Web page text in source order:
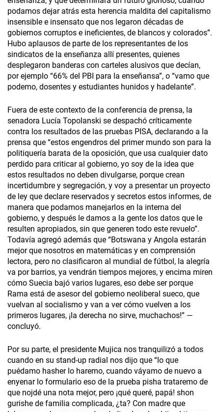
podamos dejar atrás esta herencia maldita del capitalismo
insensible e insensato que nos legaron décadas de
gobiernos corruptos e ineficientes, de blancos y colorados”.
Hubo aplausos de parte de los representantes de los
sindicatos de la enseñanza allí presentes, quienes
desplegaron banderas con carteles alusivos que decían,
por ejemplo “66% del PBI para la enseñansa”, o “vamo que
podemo, dosentes y estudiantes hunidos y hadelante”.
Fuera de este contexto de la conferencia de prensa, la
senadora Lucía Topolanski se despachó críticamente
contra los resultados de las pruebas PISA, declarando a la
prensa que “estos engendros del primer mundo son para la
politiquería barata de la oposición, que usa cualquier dato
perdido para criticar al gobierno, yo soy de la idea que
estos resultados no deben divulgarse, porque crean
incertidumbre y segregación, y voy a presentar un proyecto
de ley que declare reservados y secretos estos informes, de
manera que podamos manejarlos en la interna del
gobierno, y después le damos a la gente los datos que le
resulten apropiados, sin que generen todo este revuelo”.
Todavía agregó además que “Botswana y Angola estarán
mejor que nosotros en matemáticas y en comprensión
lectora, pero no clasificaron al mundial de fútbol, la alegría
va por barrios, ya vendrán tiempos mejores, y encima miren
cómo Suecia bajó varios lugares, eso debe ser porque
Rama está de asesor del gobierno neoliberal sueco, que
vuelvan al socialismo y van a ver cómo vuelven a los
primeros lugares, ¡la derecha no sirve, muchachos!” —
concluyó.
Por su parte, el presidente Mujica nos tranquilizó a todos
cuando en su stand-up radial nos dijo que “lo que
puédamo hasher lo haremo, cuando váyamo de nuevo a
enyenar lo formulario eso de la prueba pisha trataremo de
que nojdé una nota mejor, pero ¡qué queré, papá! shon
gurishe de familia complicada, ¿ta? Con madre que